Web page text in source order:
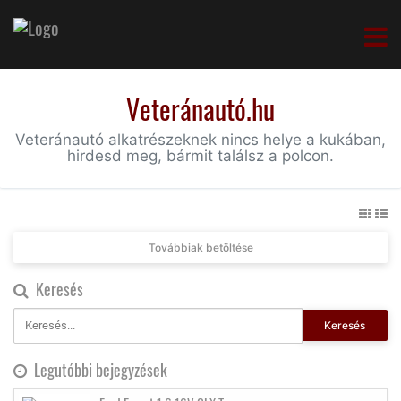
Veteránautó.hu
Veteránautó alkatrészeknek nincs helye a kukában,
hirdesd meg, bármit találsz a polcon.
Továbbiak betöltése
Keresés
Keresés
Legutóbbi bejegyzések